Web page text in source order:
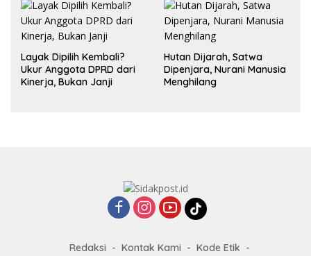
Layak Dipilih Kembali?
Ukur Anggota DPRD dari
Kinerja, Bukan Janji
Hutan Dijarah, Satwa
Dipenjara, Nurani Manusia
Menghilang
Redaksi Kontak Kami
Kode Etik